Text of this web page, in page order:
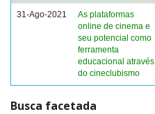
31-Ago-2021
As plataformas
online de cinema e
seu potencial como
ferramenta
educacional através
do cineclubismo
Busca facetada